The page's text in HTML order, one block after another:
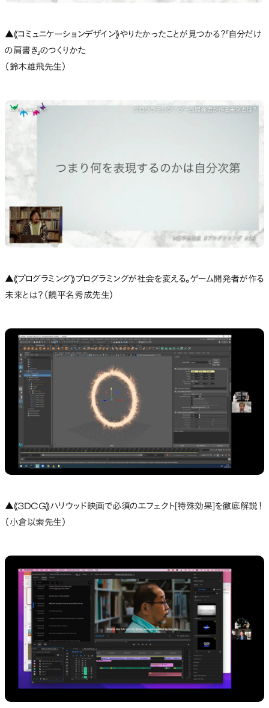
▲《コミュニケーションデザイン》やりたかったことが見つかる？「自分だけ
の肩書き」のつくりかた
（鈴木雄飛先生）
▲《プログラミング》プログラミングが社会を変える。ゲーム開発者が作る
未来とは？（饒平名秀成先生）
▲《3DCG》ハリウッド映画で必須のエフェクト[特殊効果]を徹底解説！
（小倉以索先生）